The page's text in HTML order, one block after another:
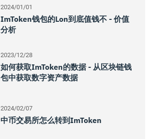
2024/01/01
ImToken钱包的lon到底值钱不 - 价值
分析
2023/12/28
如何获取imToken的数据 - 从区块链钱
包中获取数字资产数据
2024/02/07
中币交易所怎么转到imToken